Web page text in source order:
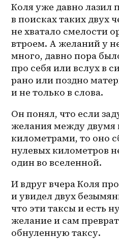
Коля уже давно лазил
в поисках таких двух
не хватало смелости
втроем. А желаний у
много, давно пора
про себя или вслух в
рано или поздно
и не только в слова.
Он понял, что если
желания между
километрами, то оно
нулевых километров
один во вселенной.
И вдруг вчера Коля
и увидел двух
что эти таксы и есть
желание и сам
обнуленную таксу.